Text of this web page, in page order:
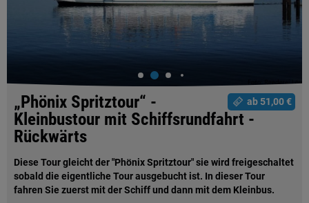
ab 51,00 €
„Phönix Spritztour“ -
Kleinbustour mit Schiffsrundfahrt -
Rückwärts
Diese Tour gleicht der "Phönix Spritztour" sie wird freigeschaltet
sobald die eigentliche Tour ausgebucht ist. In dieser Tour
fahren Sie zuerst mit der Schiff und dann mit dem Kleinbus.